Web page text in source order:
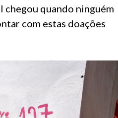
chegou quando ninguém
com estas doações